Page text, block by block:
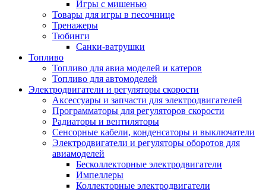
Игры с мишенью
Товары для игры в песочнице
Тренажеры
Тюбинги
Санки-ватрушки
Топливо
Топливо для авиа моделей и катеров
Топливо для автомоделей
Электродвигатели и регуляторы скорости
Аксессуары и запчасти для электродвигателей
Программаторы для регуляторов скорости
Радиаторы и вентиляторы
Сенсорные кабели, конденсаторы и выключатели
Электродвигатели и регуляторы оборотов для
авиамоделей
Бесколлекторные электродвигатели
Импеллеры
Коллекторные электродвигатели